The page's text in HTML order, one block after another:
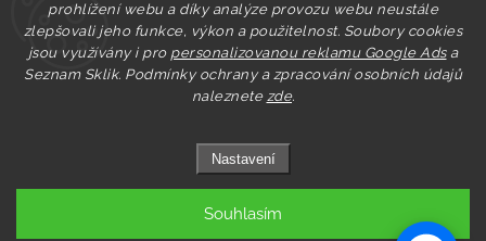
prohlížení webu a díky analýze provozu webu neustále
zlepšovali jeho funkce, výkon a použitelnost. Soubory cookies
jsou využívány i pro personalizovanou reklamu Google Adsa
Seznam Sklik. Podmínky ochrany a zpracování osobních údajů
naleznete zde.
Nastavení
Souhlasím
Copyright 2026Pastry.cz. Všechna práva vyhrazena.